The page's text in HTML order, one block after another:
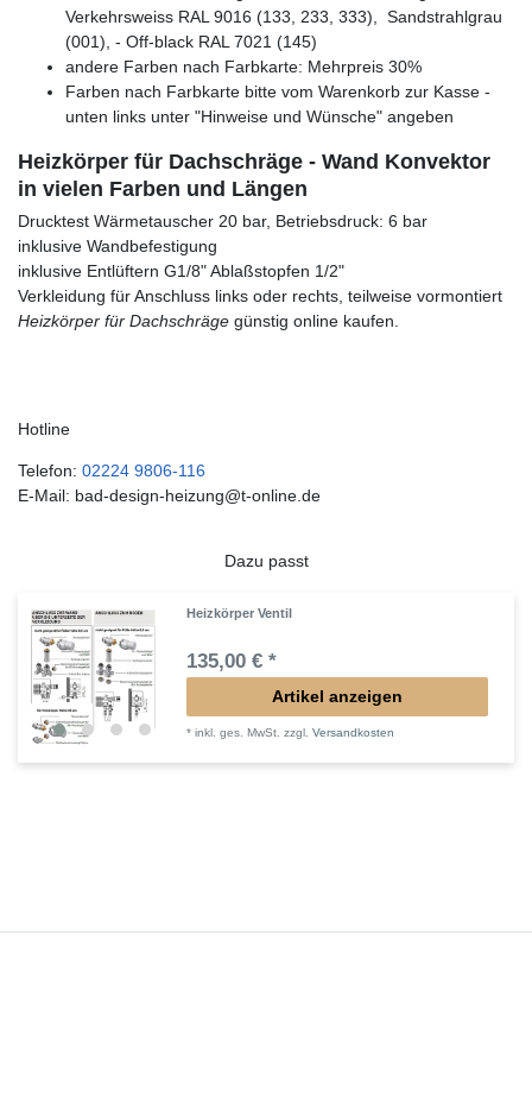
Verkehrsweiss RAL 9016 (133, 233, 333), Sandstrahlgrau
(001), - Off-black RAL 7021 (145)
andere Farben nach Farbkarte: Mehrpreis 30%
Farben nach Farbkarte bitte vom Warenkorb zur Kasse -
unten links unter "Hinweise und Wünsche" angeben
Heizkörper für Dachschräge - Wand Konvektor
in vielen Farben und Längen
Drucktest Wärmetauscher 20 bar, Betriebsdruck: 6 bar
inklusive Wandbefestigung
inklusive Entlüftern G1/8" Ablaßstopfen 1/2"
Verkleidung für Anschluss links oder rechts, teilweise vormontiert
Heizkörper für Dachschräge günstig online kaufen.
Hotline
Telefon: 02224 9806-116
E-Mail: bad-design-heizung@t-online.de
Dazu passt
Heizkörper Ventil
135,00 € *
Artikel anzeigen
*inkl. ges. MwSt. zzgl.Versandkosten